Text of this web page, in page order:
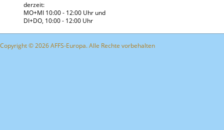
derzeit:
MO+MI 10:00 - 12:00 Uhr und
DI+DO, 10:00 - 12:00 Uhr
Copyright © 2026 AFFS-Europa. Alle Rechte vorbehalten